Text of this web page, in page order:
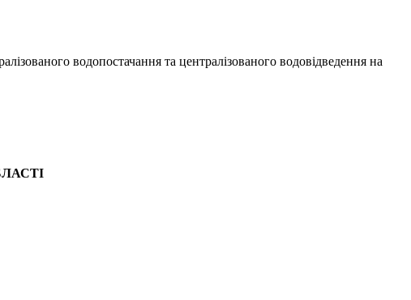
водопостачання та централізованого водовідведення на